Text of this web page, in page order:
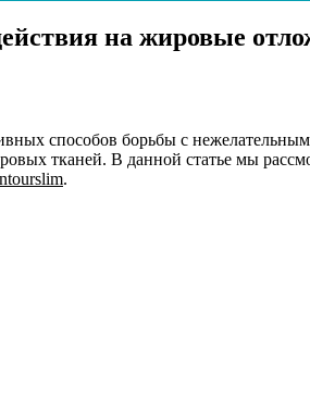
на жировые
способов борьбы с
тканей. В данной статье мы
.